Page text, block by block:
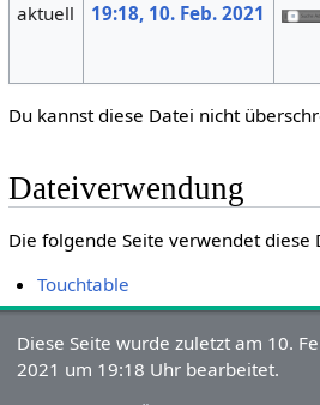
aktuell
19:18, 10. Feb. 2021
Du kannst diese Datei nicht
Dateiverwendung
Die folgende Seite verwendet diese
Touchtable
Diese Seite wurde zuletzt am 10.
2021 um 19:18 Uhr bearbeitet.